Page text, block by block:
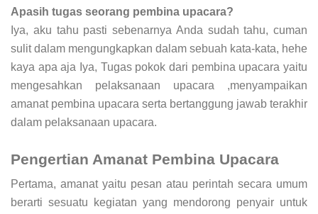
Apasih tugas seorang pembina upacara?
Iya, aku tahu pasti sebenarnya Anda sudah tahu, cuman
sulit dalam mengungkapkan dalam sebuah kata-kata, hehe
kaya apa aja Iya, Tugas pokok dari pembina upacara yaitu
mengesahkan pelaksanaan upacara ,menyampaikan
amanat pembina upacara serta bertanggung jawab terakhir
dalam pelaksanaan upacara.
Pengertian Amanat Pembina Upacara
Pertama, amanat yaitu pesan atau perintah secara umum
berarti sesuatu kegiatan yang mendorong penyair untuk